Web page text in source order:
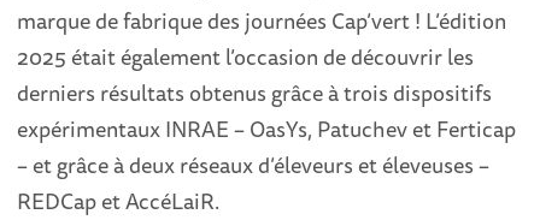
marque de fabrique des journées Cap’vert ! L’édition
2025 était également l’occasion de découvrir les
derniers résultats obtenus grâce à trois dispositifs
expérimentaux INRAE – OasYs, Patuchev et Ferticap
– et grâce à deux réseaux d’éleveurs et éleveuses –
REDCap et AccéLaiR.